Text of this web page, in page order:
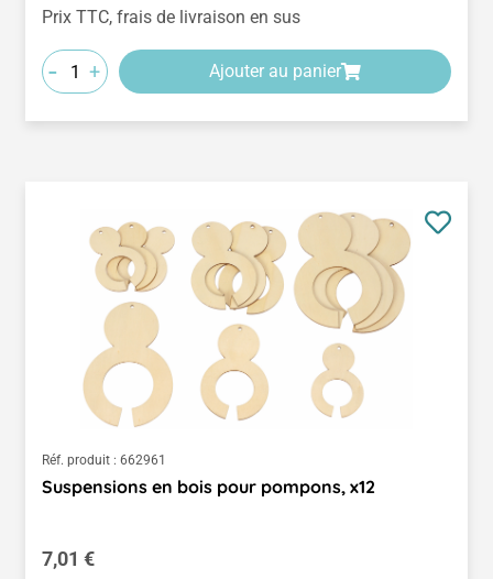
Prix TTC, frais de livraison en sus
- + Ajouter au panier
Réf. produit : 662961
Suspensions en bois pour pompons, x12
Prix régulier :
7,01 €